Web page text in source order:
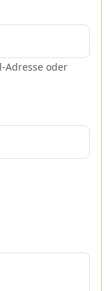
Adresse oder